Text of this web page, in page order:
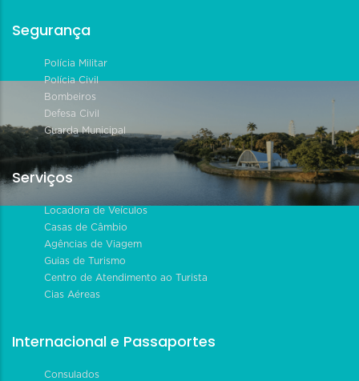
Segurança
Polícia Militar
Polícia Civil
Bombeiros
Defesa Civil
Guarda Municipal
Serviços
Locadora de Veículos
Casas de Câmbio
Agências de Viagem
Guias de Turismo
Centro de Atendimento ao Turista
Cias Aéreas
Internacional e Passaportes
Consulados